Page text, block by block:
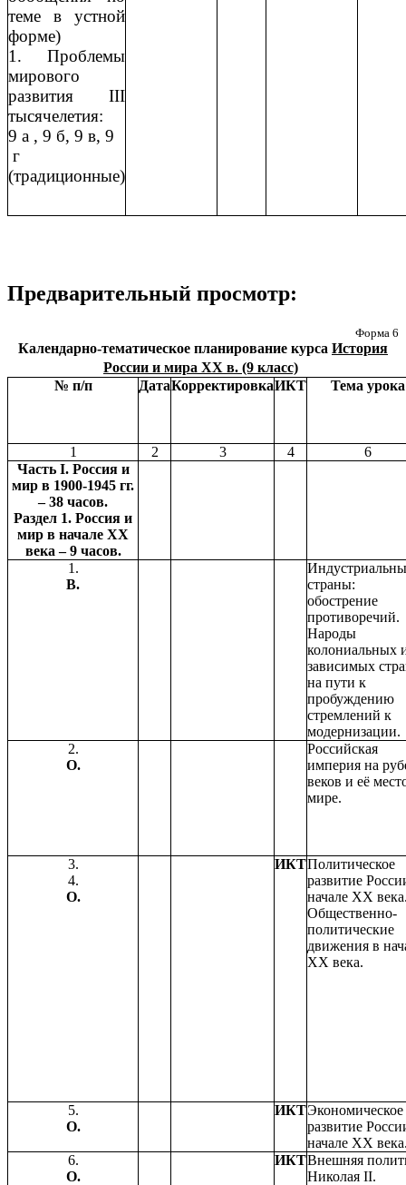
теме в устной
форме)
1. Проблемы
мирового
развития III
тысячелетия:
9 а , 9 б, 9 в, 9
г
(традиционные)
Предварительный просмотр:
Форма 6
Календарно-тематическое планирование курса История
России и мира XX в. (9 класс)
№ п/п
ДатаКорректировкаИКТ Тема урока
1 2 3 4
6
Часть I. Россия и
мир в 1900-1945 гг.
– 38 часов.
Раздел 1. Россия и
мир в начале ХХ
века – 9 часов.
1.
В.
страны:
обострение
противоречий.
Народы
колониальных
зависимых
на пути к
пробуждению
стремлений к
модернизации.
2.
О.
Российская
империя на
веков и её
мире.
3.
4.
О.
ИКТПолитическое
развитие
начале XX
Общественно-
политические
движения в
XX века.
5.
О.
ИКТЭкономическое
развитие
начале XX
6.
О.
ИКТВнешняя
Николая II.